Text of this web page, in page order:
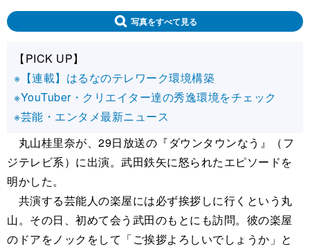
写真をすべて見る
【PICK UP】
※【連載】はるなのテレワーク環境構築
※YouTuber・クリエイター達の秀逸環境をチェック
※芸能・エンタメ最新ニュース
丸山桂里奈が、29日放送の『ダウンタウンなう』（フ
ジテレビ系）に出演。武田鉄矢に怒られたエピソードを
明かした。
共演する芸能人の楽屋には必ず挨拶しに行くという丸
山。その日、初めて会う武田のもとにも訪問。彼の楽屋
のドアをノックをして「ご挨拶よろしいでしょうか」と